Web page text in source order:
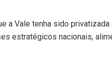
a Vale tenha sido
estratégicos nacionais,